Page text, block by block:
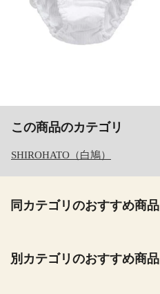
この商品のカテゴリ
SHIROHATO（白鳩）
同カテゴリのおすすめ商品
別カテゴリのおすすめ商品